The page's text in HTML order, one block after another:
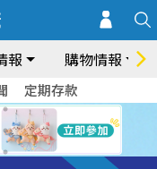
報 購物情報
定期存款